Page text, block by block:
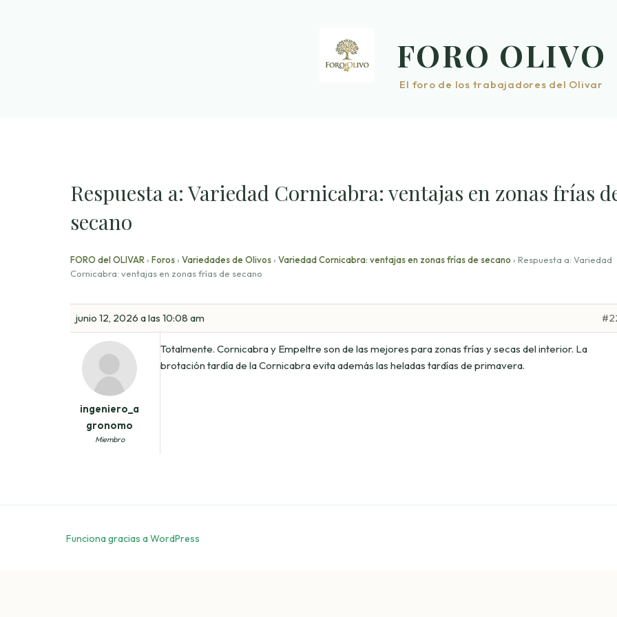
FORO OLIVO
El foro de los trabajadores del Olivar
Respuesta a: Variedad Cornicabra: ventajas en zonas frías
secano
FORO del OLIVAR › Foros › Variedades de Olivos › Variedad Cornicabra: ventajas en zonas frías de secano › Respuesta a: Variedad
Cornicabra: ventajas en zonas frías de secano
junio 12, 2026 a las 10:08 am
ingeniero_a
gronomo
Miembro
Totalmente. Cornicabra y Empeltre son de las mejores para zonas frías y secas del interior. La
brotación tardía de la Cornicabra evita además las heladas tardías de primavera.
Funciona gracias a WordPress